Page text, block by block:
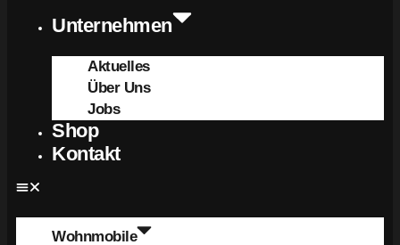
Unternehmen
Aktuelles
Über Uns
Jobs
Shop
Kontakt
Wohnmobile